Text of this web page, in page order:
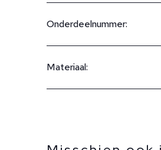
Onderdeelnummer:
Materiaal: